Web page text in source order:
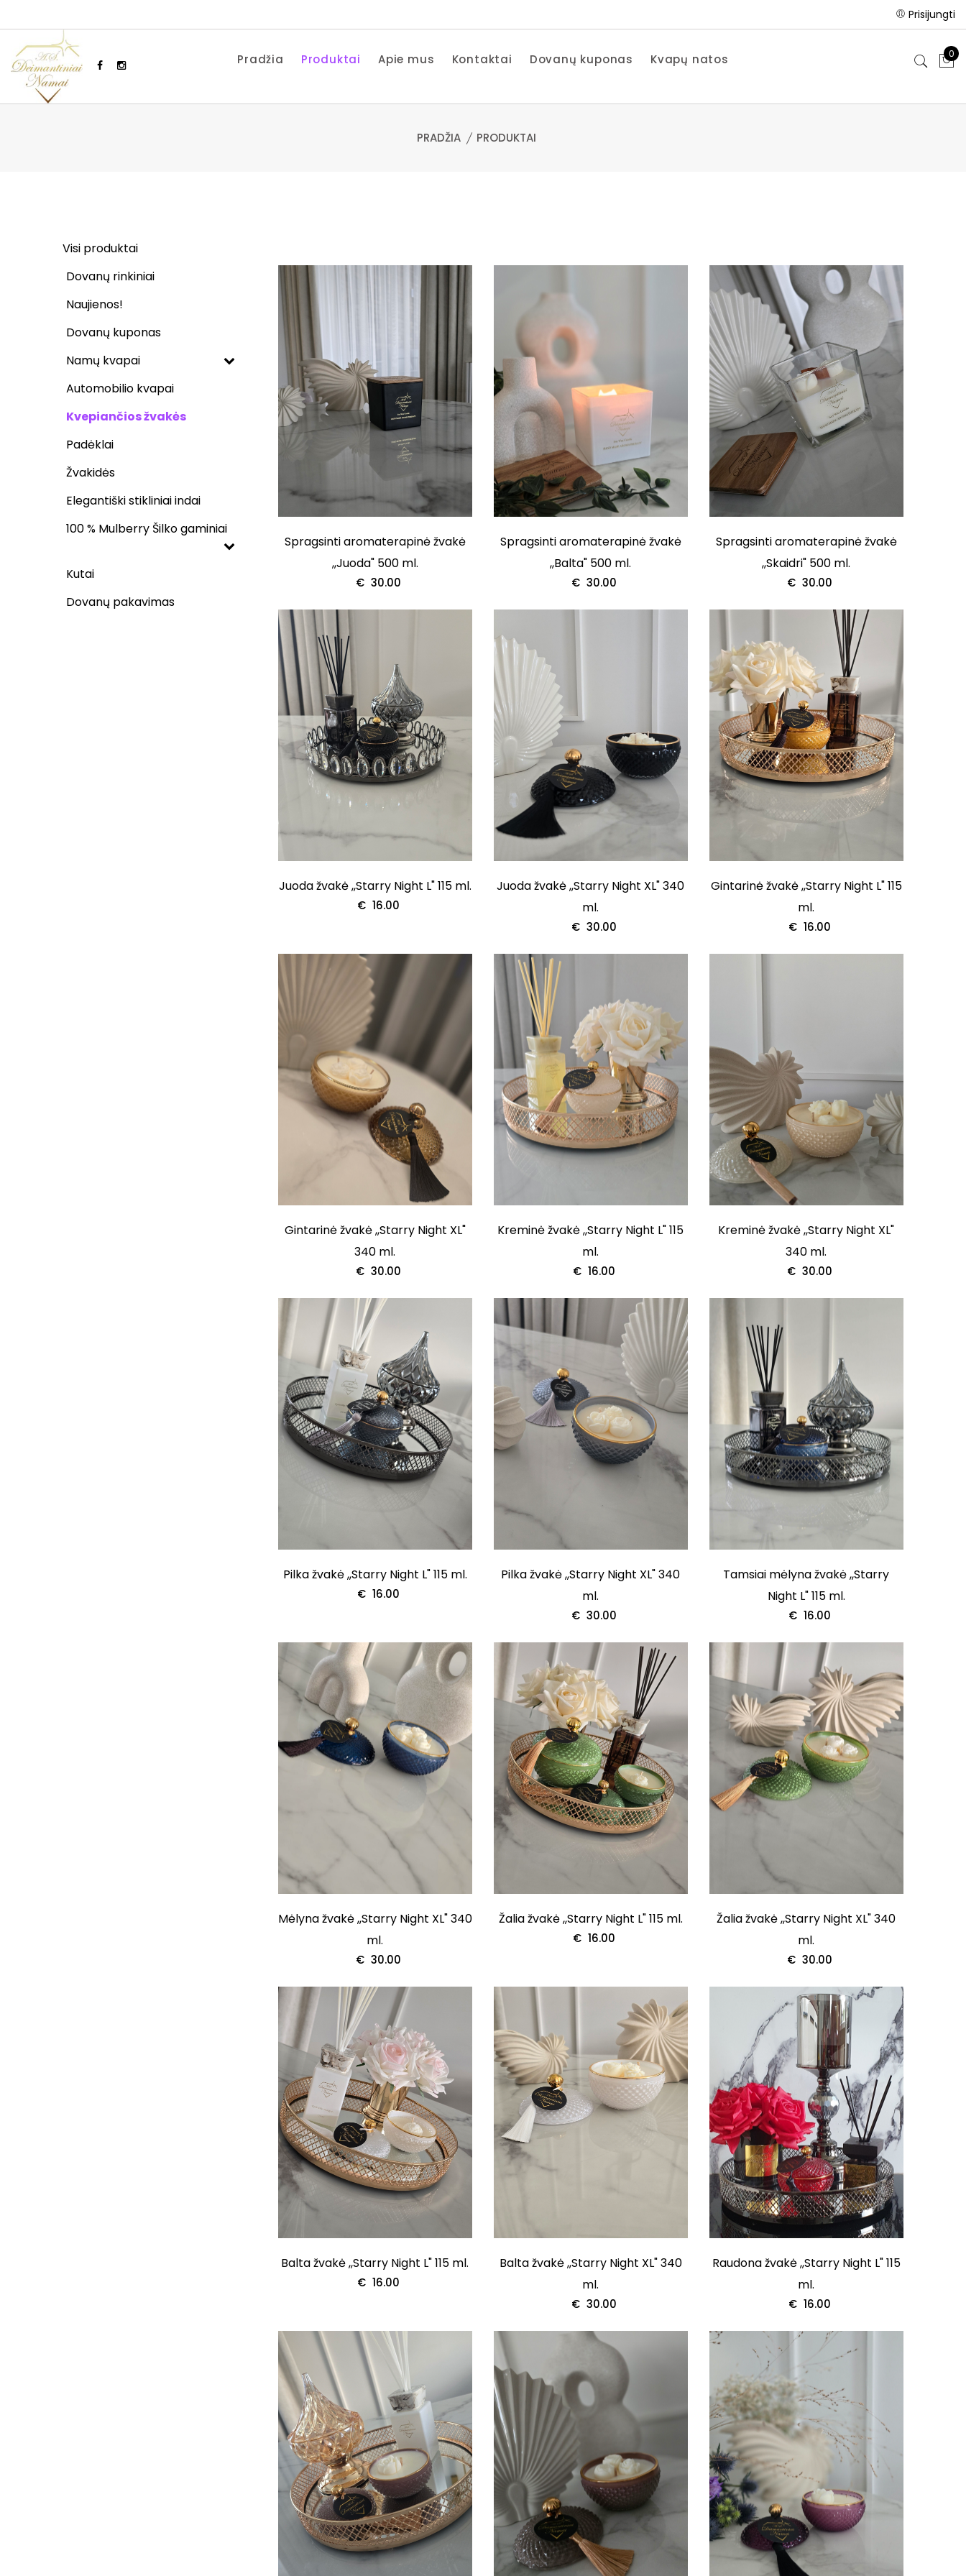
Prisijungti
Pradžia Produktai Apie mus Kontaktai Dovanų kuponas Kvapų natos 0
PRADŽIA PRODUKTAI
Visi produktai
Dovanų rinkiniai
Naujienos!
Dovanų kuponas
Namų kvapai
Automobilio kvapai
Kvepiančios žvakės
Padėklai
Žvakidės
Elegantiški stikliniai indai
100 % Mulberry Šilko gaminiai
Kutai
Dovanų pakavimas
Spragsinti aromaterapinė žvakė
,,Juoda" 500 ml.
€ 30.00
Spragsinti aromaterapinė žvakė
,,Balta" 500 ml.
€ 30.00
Spragsinti aromaterapinė žvakė
,,Skaidri" 500 ml.
€ 30.00
Juoda žvakė ,,Starry Night L" 115 ml.
€ 16.00
Juoda žvakė ,,Starry Night XL" 340
ml.
€ 30.00
Gintarinė žvakė ,,Starry Night L" 115
ml.
€ 16.00
Gintarinė žvakė ,,Starry Night XL"
340 ml.
€ 30.00
Kreminė žvakė ,,Starry Night L" 115
ml.
€ 16.00
Kreminė žvakė ,,Starry Night XL"
340 ml.
€ 30.00
Pilka žvakė ,,Starry Night L" 115 ml.
€ 16.00
Pilka žvakė ,,Starry Night XL" 340
ml.
€ 30.00
Tamsiai mėlyna žvakė ,,Starry
Night L" 115 ml.
€ 16.00
Mėlyna žvakė ,,Starry Night XL" 340
ml.
€ 30.00
Žalia žvakė ,,Starry Night L" 115 ml.
€ 16.00
Žalia žvakė ,,Starry Night XL" 340
ml.
€ 30.00
Balta žvakė ,,Starry Night L" 115 ml.
€ 16.00
Balta žvakė ,,Starry Night XL" 340
ml.
€ 30.00
Raudona žvakė ,,Starry Night L" 115
ml.
€ 16.00